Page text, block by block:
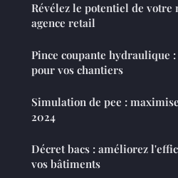
Révélez le potentiel de votre
agence retail
Pince coupante hydraulique
pour vos chantiers
Simulation de pee :
2024
Décret bacs : améliorez
vos bâtiments